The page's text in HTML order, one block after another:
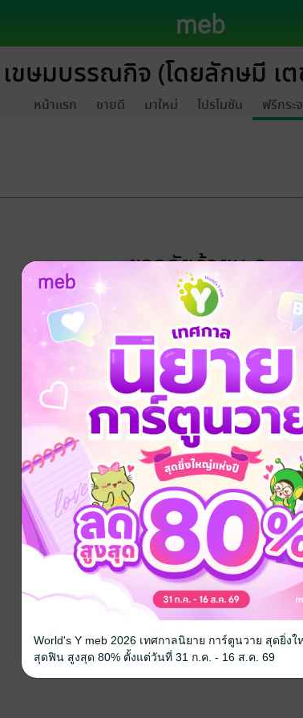
เขษมบรรณกิจ (โดยลักษมี เต
หน้าแรก ขายดี มาใหม่ โปรโมชัน ฟรีกระ
ขออภัยด้วยนะคะ
ไม่พบข้อมูลในหัวข้อที่คุณกำลังชมค่ะ
World's Y meb 2026 เทศกาลนิยาย การ์ตูนวาย สุดยิ่ง
สุดฟิน สูงสุด 80% ตั้งแต่วันที่ 31 ก.ค. - 16 ส.ค. 69